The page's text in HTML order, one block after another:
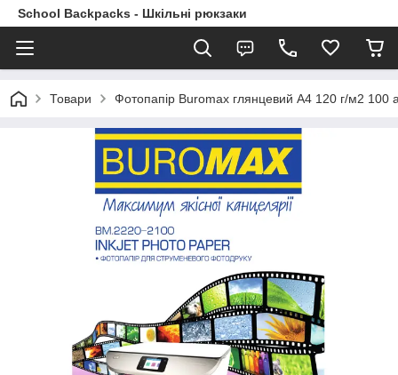
School Backpacks - Шкільні рюкзаки
Товари Фотопапір Buromax глянцевий А4 120 г/м2 100